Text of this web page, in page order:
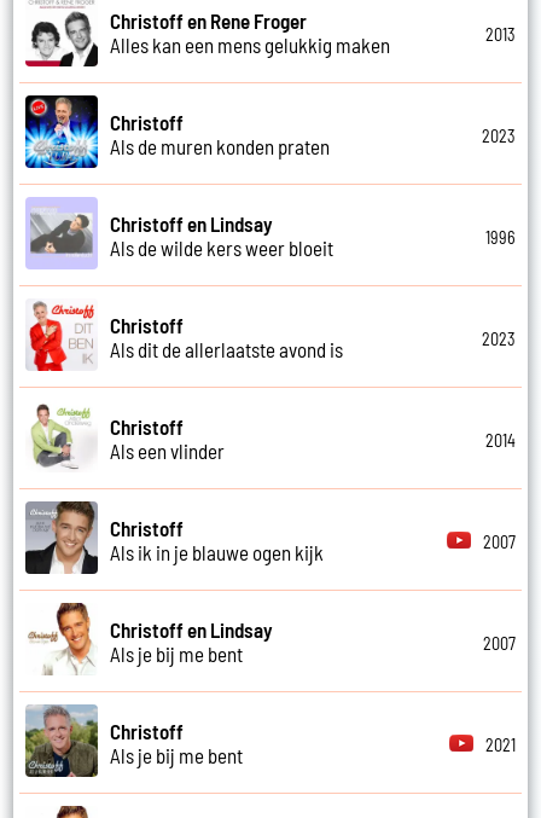
Christoff en Rene Froger
Alles kan een mens gelukkig maken
2013
Christoff
Als de muren konden praten
2023
Christoff en Lindsay
Als de wilde kers weer bloeit
1996
Christoff
Als dit de allerlaatste avond is
2023
Christoff
Als een vlinder
2014
Christoff
Als ik in je blauwe ogen kijk
2007
Christoff en Lindsay
Als je bij me bent
2007
Christoff
Als je bij me bent
2021